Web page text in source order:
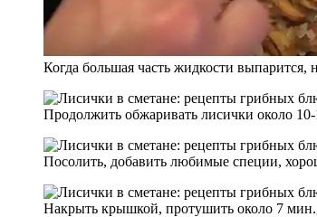
Когда большая часть жидкости выпарится,
Продолжить обжаривать лисички около
Посолить, добавить любимые специи,
Накрыть крышкой, протушить около 7